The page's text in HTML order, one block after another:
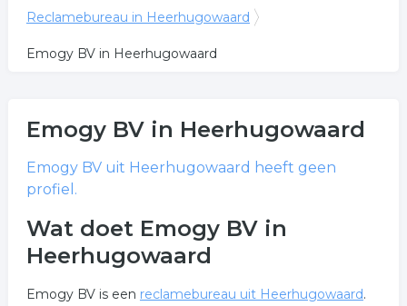
Reclamebureau in Heerhugowaard
Emogy BV in Heerhugowaard
Emogy BVin Heerhugowaard
Emogy BVuit Heerhugowaard heeft geen
profiel.
Wat doet Emogy BV in
Heerhugowaard
Emogy BV is een reclamebureau uit Heerhugowaard.